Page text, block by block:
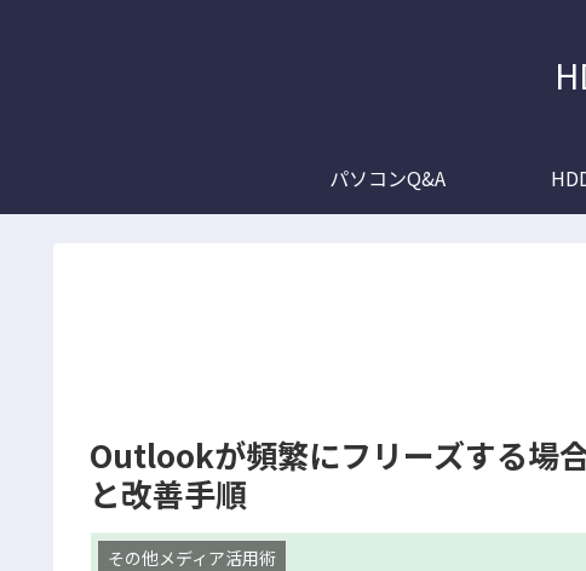
パソコンQ&A
Outlookが頻繁にフリーズする場
と改善手順
その他メディア活用術